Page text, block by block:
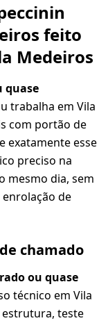
feito
Medeiros
quase
trabalha em Vila
com portão de
exatamente esse
preciso na
mesmo dia, sem
de
chamado
ou quase
técnico em Vila
estrutura, teste